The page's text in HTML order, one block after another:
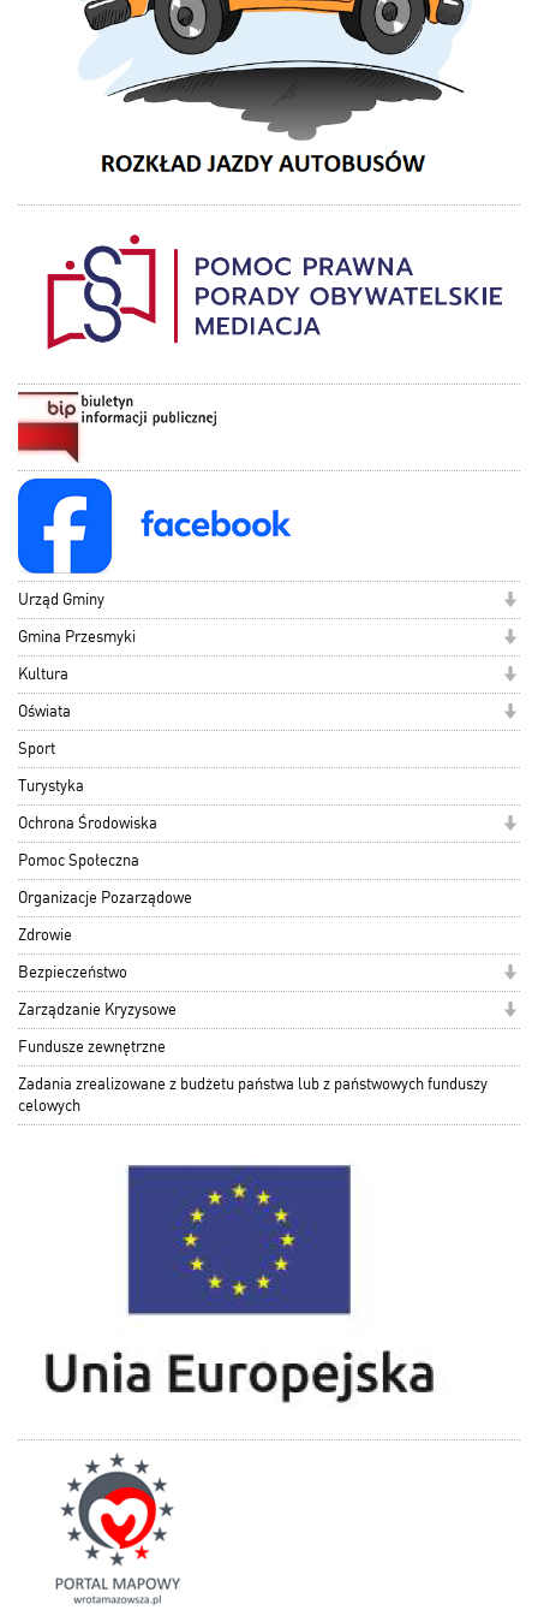
Urząd Gminy
Gmina Przesmyki
Kultura
Oświata
Sport
Turystyka
Ochrona Środowiska
Pomoc Społeczna
Organizacje Pozarządowe
Zdrowie
Bezpieczeństwo
Zarządzanie Kryzysowe
Fundusze zewnętrzne
Zadania zrealizowane z budżetu państwa lub z państwowych funduszy
celowych